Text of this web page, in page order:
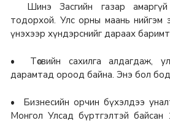
Шинэ Засгийн газар амаргүй
тодорхой. Улс орны маань нийгэм
үнэхээр хүндэрснийг дараах
• Төсвийн сахилга алдагдаж,
дарамтад ороод байна. Энэ бол
• Бизнесийн орчин бүхэлдээ
Монгол Улсад бүртгэлтэй